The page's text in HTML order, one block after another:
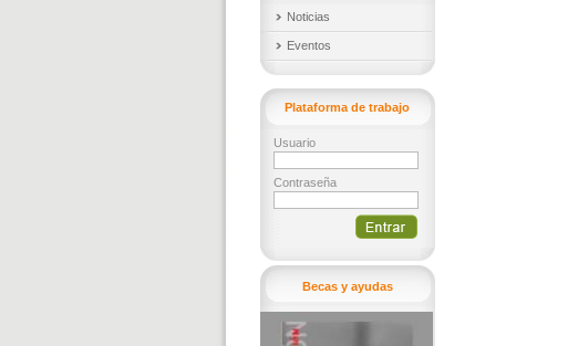
Noticias
Eventos
Plataforma de trabajo
Usuario
Contraseña
Becas y ayudas